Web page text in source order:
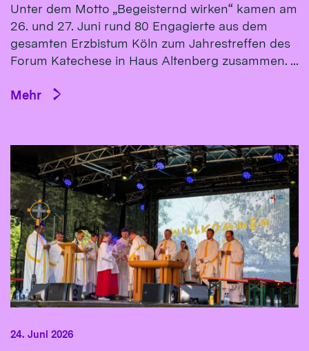
Unter dem Motto „Begeisternd wirken“ kamen am
26. und 27. Juni rund 80 Engagierte aus dem
gesamten Erzbistum Köln zum Jahrestreffen des
Forum Katechese in Haus Altenberg zusammen. ...
Mehr
24. Juni 2026